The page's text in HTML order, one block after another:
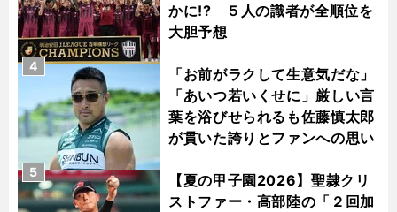
かに!? ５人の識者が全順位を
大胆予想
「お前がラクして生意気だな」
「あいつ若いくせに」厳しい言
葉を浴びせられるも佐藤慎太郎
が貫いた誇りとファンへの思い
4
【夏の甲子園2026】聖隷クリ
ストファー・高部陸の「２回加
5